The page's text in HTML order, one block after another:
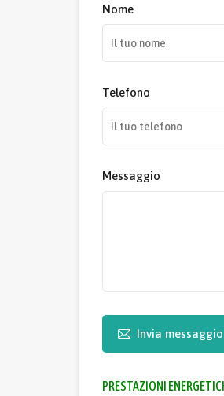
Nome
Telefono
Messaggio
Invia messaggio
PRESTAZIONI